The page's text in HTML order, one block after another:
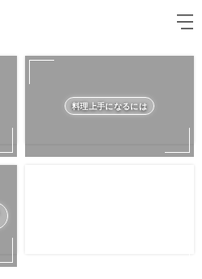
料理上手になるには